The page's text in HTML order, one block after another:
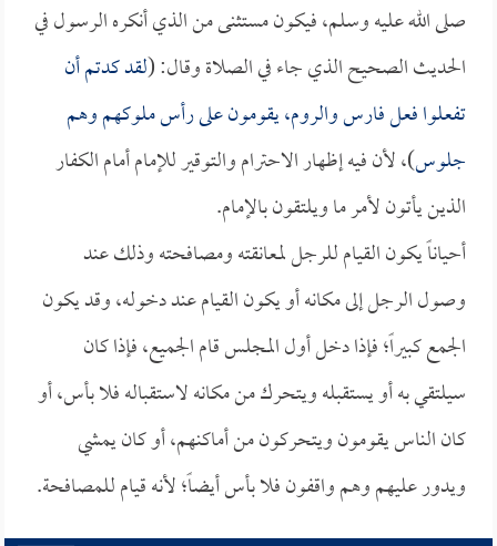
صلى الله عليه وسلم، فيكون مستثنى من الذي أنكره الرسول في
الحديث الصحيح الذي جاء في الصلاة وقال: (لقد كدتم أن
تفعلوا فعل فارس والروم، يقومون على رأس ملوكهم وهم
جلوس)، لأن فيه إظهار الاحترام والتوقير للإمام أمام الكفار
الذين يأتون لأمر ما ويلتقون بالإمام.
أحياناً يكون القيام للرجل لمعانقته ومصافحته وذلك عند
وصول الرجل إلى مكانه أو يكون القيام عند دخوله، وقد يكون
الجمع كبيراً؛ فإذا دخل أول المجلس قام الجميع، فإذا كان
سيلتقي به أو يستقبله ويتحرك من مكانه لاستقباله فلا بأس، أو
كان الناس يقومون ويتحركون من أماكنهم، أو كان يمشي
ويدور عليهم وهم واقفون فلا بأس أيضاً؛ لأنه قيام للمصافحة.